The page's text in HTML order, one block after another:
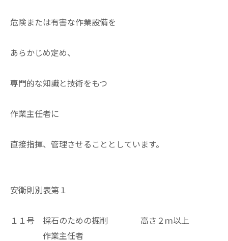
危険または有害な作業設備を
あらかじめ定め、
専門的な知識と技術をもつ
作業主任者に
直接指揮、管理させることとしています。
安衛則別表第１
１１号 採石のための掘削 高さ２ｍ以上
作業主任者